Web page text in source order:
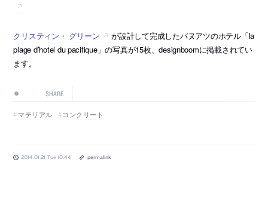
クリスティン・ グリーン
が設計して完成したバヌアツのホテル「la
plage d’hotel du pacifique」の写真が15枚、designboomに掲載されてい
ます。
SHARE
マテリアル コンクリート
2014.01.21 Tue 10:44 permalink